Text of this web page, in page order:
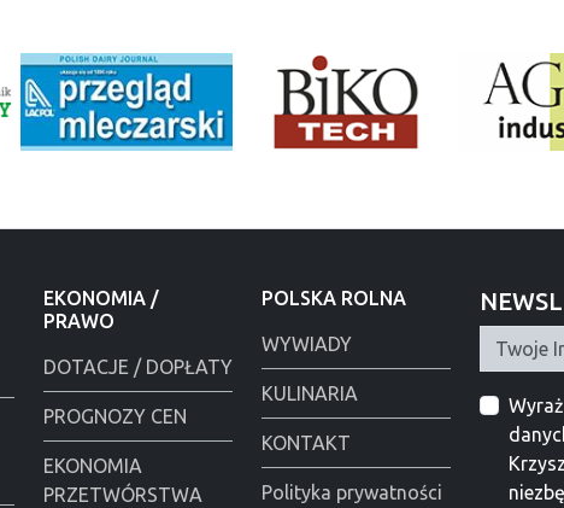
EKONOMIA /
PRAWO
DOTACJE / DOPŁATY
PROGNOZY CEN
EKONOMIA
PRZETWÓRSTWA
POLSKA ROLNA
WYWIADY
KULINARIA
KONTAKT
Polityka prywatności